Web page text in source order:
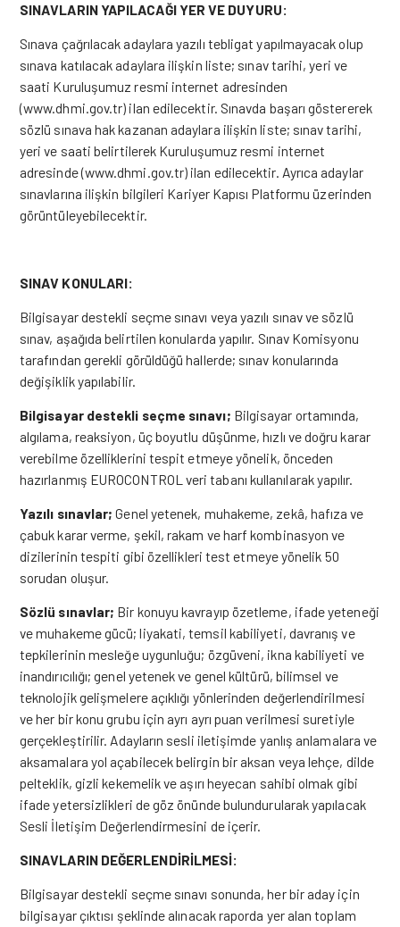
SINAVLARIN YAPILACAĞI YER VE DUYURU:
Sınava çağrılacak adaylara yazılı tebligat yapılmayacak olup
sınava katılacak adaylara ilişkin liste; sınav tarihi, yeri ve
saati Kuruluşumuz resmi internet adresinden
(www.dhmi.gov.tr) ilan edilecektir. Sınavda başarı göstererek
sözlü sınava hak kazanan adaylara ilişkin liste; sınav tarihi,
yeri ve saati belirtilerek Kuruluşumuz resmi internet
adresinde (www.dhmi.gov.tr) ilan edilecektir. Ayrıca adaylar
sınavlarına ilişkin bilgileri Kariyer Kapısı Platformu üzerinden
görüntüleyebilecektir.
​SINAV KONULARI:
Bilgisayar destekli seçme sınavı veya yazılı sınav ve sözlü
sınav, aşağıda belirtilen konularda yapılır. Sınav Komisyonu
tarafından gerekli görüldüğü hallerde; sınav konularında
değişiklik yapılabilir.
Bilgisayar destekli seçme sınavı; Bilgisayar ortamında,
algılama, reaksiyon, üç boyutlu düşünme, hızlı ve doğru karar
verebilme özelliklerini tespit etmeye yönelik, önceden
hazırlanmış EUROCONTROL veri tabanı kullanılarak yapılır.
Yazılı sınavlar; Genel yetenek, muhakeme, zekâ, hafıza ve
çabuk karar verme, şekil, rakam ve harf kombinasyon ve
dizilerinin tespiti gibi özellikleri test etmeye yönelik 50
sorudan oluşur.
Sözlü sınavlar; Bir konuyu kavrayıp özetleme, ifade yeteneği
ve muhakeme gücü; liyakati, temsil kabiliyeti, davranış ve
tepkilerinin mesleğe uygunluğu; özgüveni, ikna kabiliyeti ve
inandırıcılığı; genel yetenek ve genel kültürü, bilimsel ve
teknolojik gelişmelere açıklığı yönlerinden değerlendirilmesi
ve her bir konu grubu için ayrı ayrı puan verilmesi suretiyle
gerçekleştirilir. Adayların sesli iletişimde yanlış anlamalara ve
aksamalara yol açabilecek belirgin bir aksan veya lehçe, dilde
pelteklik, gizli kekemelik ve aşırı heyecan sahibi olmak gibi
ifade yetersizlikleri de göz önünde bulundurularak yapılacak
Sesli İletişim Değerlendirmesini de içerir.
SINAVLARIN DEĞERLENDİRİLMESİ:
Bilgisayar destekli seçme sınavı sonunda, her bir aday için
bilgisayar çıktısı şeklinde alınacak raporda yer alan toplam